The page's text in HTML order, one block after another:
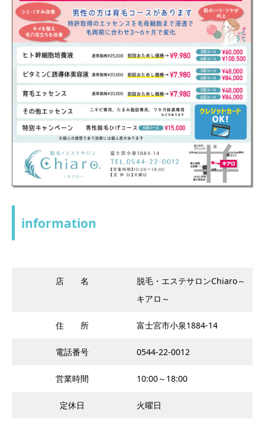
information
店 名
脱毛・エステサロンChiaro～
キアロ～
住 所 富士宮市小泉1884-14
電話番号 0544-22-0012
営業時間 10:00～18:00
定休日 火曜日